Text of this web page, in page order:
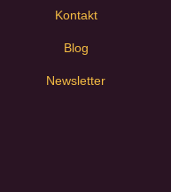
Kontakt
Blog
Newsletter